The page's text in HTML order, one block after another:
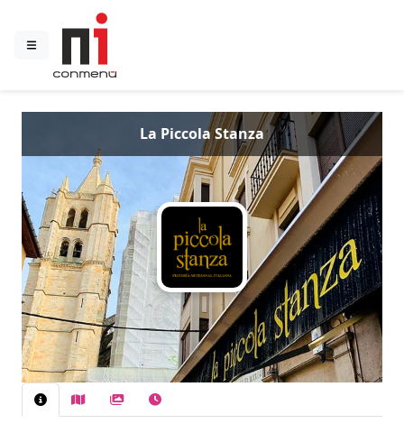
La Piccola Stanza